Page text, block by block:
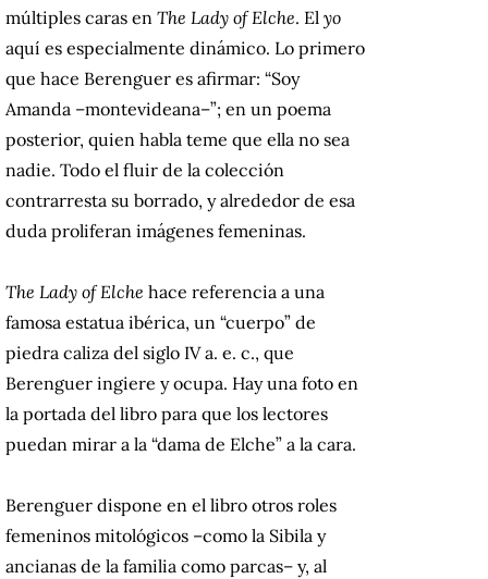
múltiples caras en The Lady of Elche. El yo
aquí es especialmente dinámico. Lo primero
que hace Berenguer es afirmar: “Soy
Amanda –montevideana–”; en un poema
posterior, quien habla teme que ella no sea
nadie. Todo el fluir de la colección
contrarresta su borrado, y alrededor de esa
duda proliferan imágenes femeninas.
The Lady of Elche hace referencia a una
famosa estatua ibérica, un “cuerpo” de
piedra caliza del siglo IV a. e. c., que
Berenguer ingiere y ocupa. Hay una foto en
la portada del libro para que los lectores
puedan mirar a la “dama de Elche” a la cara.
Berenguer dispone en el libro otros roles
femeninos mitológicos –como la Sibila y
ancianas de la familia como parcas– y, al